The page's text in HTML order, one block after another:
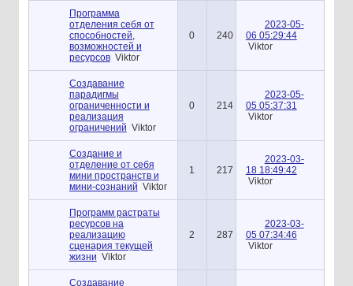
Программа
отделения себя от
способностей,
возможностей и
ресурсов Viktor
0 240
2023-05-
06 05:29:44
Viktor
Создавание
парадигмы
ограниченности и
реализация
ограничений Viktor
0 214
2023-05-
05 05:37:31
Viktor
Создание и
отделение от себя
мини пространств и
мини-сознаний Viktor
1 217
2023-03-
18 18:49:42
Viktor
Программ растраты
ресурсов на
реализацию
сценария текущей
жизни Viktor
2 287
2023-03-
05 07:34:46
Viktor
Создавание